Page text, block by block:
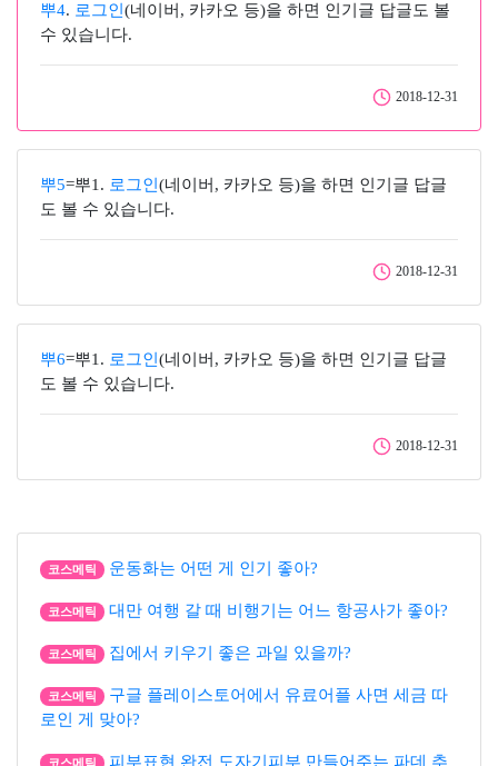
뿌4. 로그인 (네이버, 카카오 등)을 하면 인기글 답글도 볼
수 있습니다.
2018-12-31
뿌5=뿌1. 로그인 (네이버, 카카오 등)을 하면 인기글 답글
도 볼 수 있습니다.
2018-12-31
뿌6=뿌1. 로그인 (네이버, 카카오 등)을 하면 인기글 답글
도 볼 수 있습니다.
2018-12-31
코스메틱 운동화는 어떤 게 인기 좋아?
코스메틱 대만 여행 갈 때 비행기는 어느 항공사가 좋아?
코스메틱 집에서 키우기 좋은 과일 있을까?
코스메틱
구글 플레이스토어에서 유료어플 사면 세금 따
로인 게 맞아?
코스메틱 피부표현 완전 도자기피부 만들어주는 파데 추